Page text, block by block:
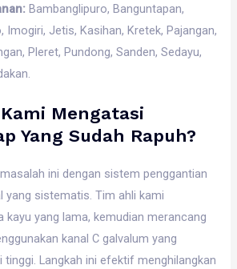
Bambanglipuro, Banguntapan,
Imogiri, Jetis, Kasihan, Kretek, Pajangan,
Pleret, Pundong, Sanden, Sedayu,
Mengatasi
Yang Sudah Rapuh?
ini dengan sistem penggantian
sistematis. Tim ahli kami
kayu yang lama, kemudian merancang
kanal C galvalum yang
tinggi. Langkah ini efektif menghilangkan